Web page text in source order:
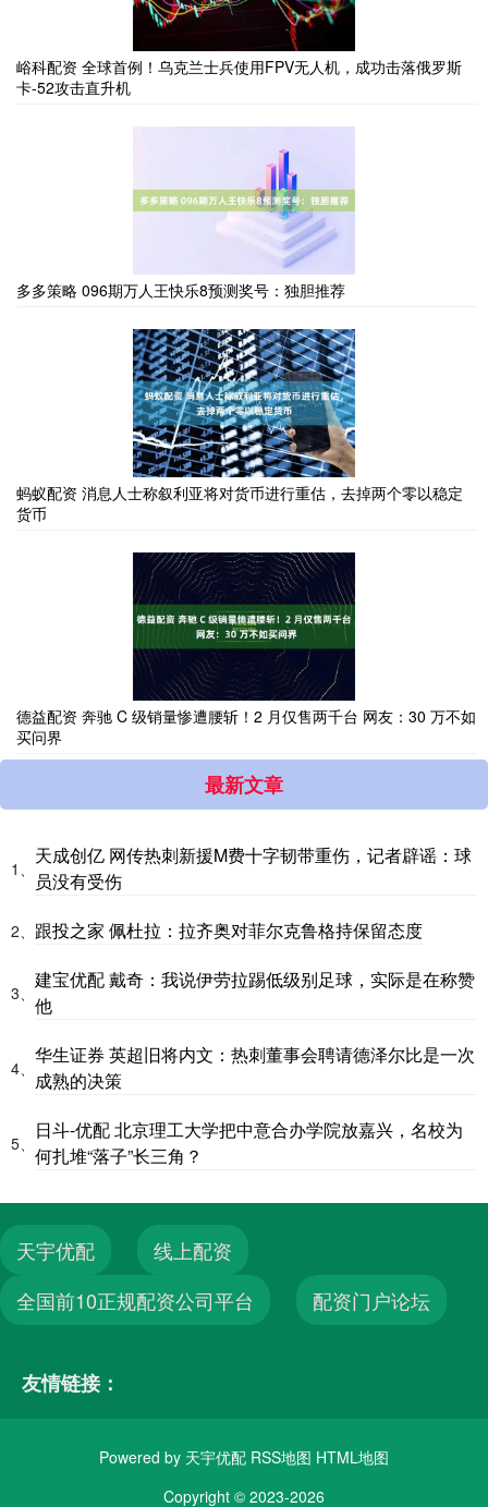
峪科配资 全球首例！乌克兰士兵使用FPV无人机，成功击落俄罗斯
卡-52攻击直升机
多多策略 096期万人王快乐8预测奖号：独胆推荐
蚂蚁配资 消息人士称叙利亚将对货币进行重估，去掉两个零以稳定
货币
德益配资 奔驰 C 级销量惨遭腰斩！2 月仅售两千台 网友：30 万不如
买问界
最新文章
1、
天成创亿 网传热刺新援M费十字韧带重伤，记者辟谣：球
员没有受伤
2、 跟投之家 佩杜拉：拉齐奥对菲尔克鲁格持保留态度
3、
建宝优配 戴奇：我说伊劳拉踢低级别足球，实际是在称赞
他
4、
华生证券 英超旧将内文：热刺董事会聘请德泽尔比是一次
成熟的决策
5、
日斗-优配 北京理工大学把中意合办学院放嘉兴，名校为
何扎堆“落子”长三角？
天宇优配
线上配资
全国前10正规配资公司平台
配资门户论坛
友情链接：
Powered by 天宇优配 RSS地图 HTML地图
Copyright © 2023-2026